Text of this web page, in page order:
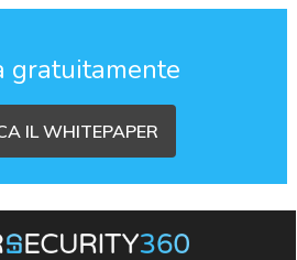
gratuitamente
IL WHITEPAPER